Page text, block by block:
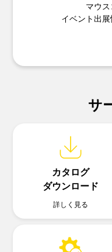
マウ
イベント出展
サ
カタログ
ダウンロード
詳しく見る